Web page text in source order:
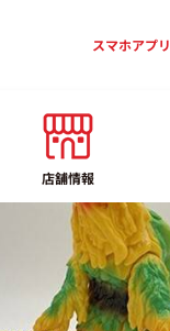
店舗情報
スマホアプリ